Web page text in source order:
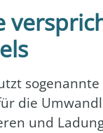
die
und